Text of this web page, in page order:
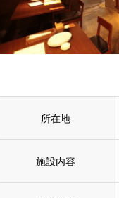
所在地
施設内容